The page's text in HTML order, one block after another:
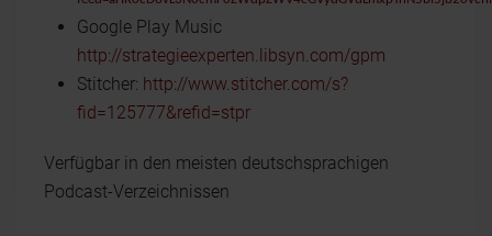
Google Play Music
http://strategieexperten.libsyn.com/gpm
Stitcher: http://www.stitcher.com/s?
fid=125777&refid=stpr
Verfügbar in den meisten deutschsprachigen
Podcast-Verzeichnissen